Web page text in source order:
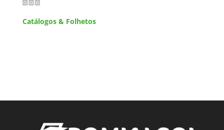
Catálogos & Folhetos